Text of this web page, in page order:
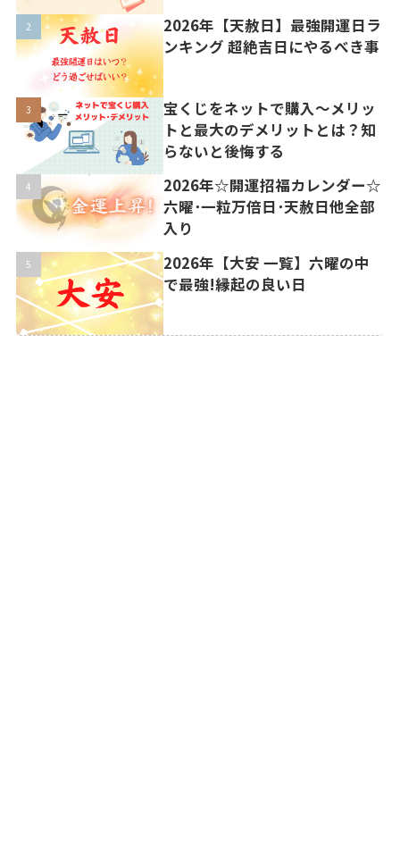
2026年【天赦日】最強開運日ラ
ンキング 超絶吉日にやるべき事
宝くじをネットで購入〜メリッ
トと最大のデメリットとは？知
らないと後悔する
2026年☆開運招福カレンダー☆
六曜･一粒万倍日･天赦日他全部
入り
2026年【大安 一覧】六曜の中
で最強!縁起の良い日